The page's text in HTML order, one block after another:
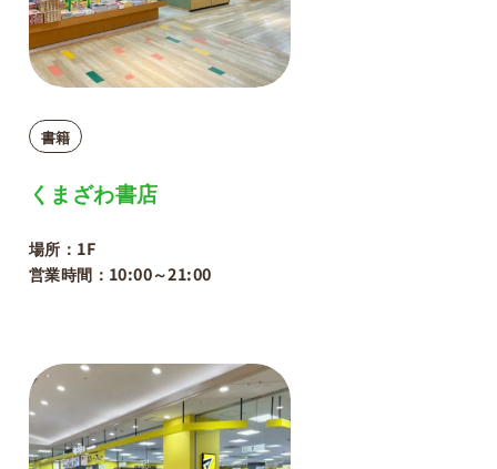
くまざわ書店
場所：1F
営業時間：10:00～21:00
書籍